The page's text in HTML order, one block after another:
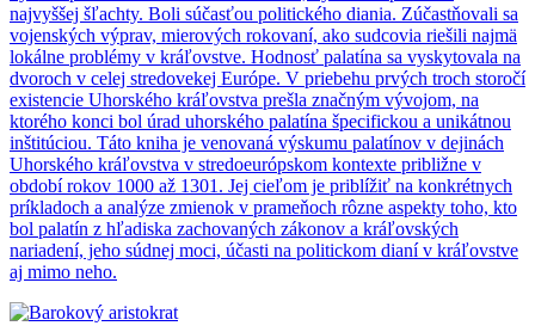
najvyššej šľachty. Boli súčasťou politického diania. Zúčastňovali sa
vojenských výprav, mierových rokovaní, ako sudcovia riešili najmä
lokálne problémy v kráľovstve. Hodnosť palatína sa vyskytovala na
dvoroch v celej stredovekej Európe. V priebehu prvých troch storočí
existencie Uhorského kráľovstva prešla značným vývojom, na
ktorého konci bol úrad uhorského palatína špecifickou a unikátnou
inštitúciou. Táto kniha je venovaná výskumu palatínov v dejinách
Uhorského kráľovstva v stredoeurópskom kontexte približne v
období rokov 1000 až 1301. Jej cieľom je priblížiť na konkrétnych
príkladoch a analýze zmienok v prameňoch rôzne aspekty toho, kto
bol palatín z hľadiska zachovaných zákonov a kráľovských
nariadení, jeho súdnej moci, účasti na politickom dianí v kráľovstve
aj mimo neho.